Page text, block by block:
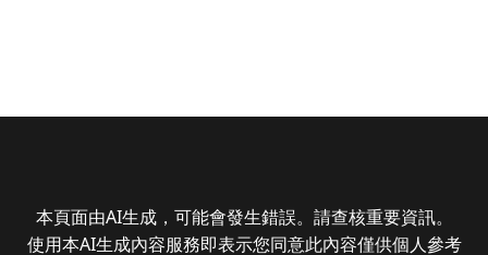
本頁面由AI生成，可能會發生錯誤。請查核重要資訊。
使用本AI生成內容服務即表示您同意此內容僅供個人參考